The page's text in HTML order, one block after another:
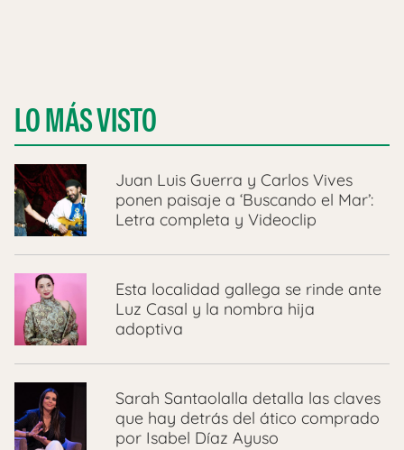
LO MÁS VISTO
Juan Luis Guerra y Carlos Vives
ponen paisaje a ‘Buscando el Mar’:
Letra completa y Videoclip
Esta localidad gallega se rinde ante
Luz Casal y la nombra hija
adoptiva
Sarah Santaolalla detalla las claves
que hay detrás del ático comprado
por Isabel Díaz Ayuso